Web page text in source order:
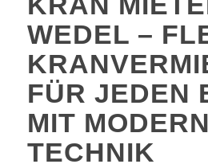
WEDEL –
FÜR JEDEN
MIT
TECHNIK